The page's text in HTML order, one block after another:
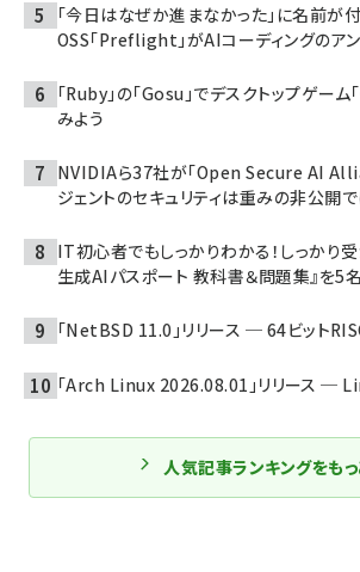
「今日はなぜか進まなかった」に名前が
OSS「Preflight」がAIコーディングのア
「Ruby」の「Gosu」でデスクトップゲー
みよう
NVIDIAら37社が「Open Secure AI
ジェントのセキュリティは重みの非公開
IT初心者でもしっかりわかる！しっかり
生成AIパスポート 教科書＆問題集』を5名
「NetBSD 11.0」リリース ─ 64ビット
「Arch Linux 2026.08.01」リリース ─
人気記事ランキングをも